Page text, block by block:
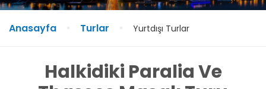
Anasayfa Turlar Yurtdışı Turlar
Halkidiki Paralia Ve